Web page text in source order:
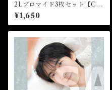
2Lブロマイド3枚セット【C】
（全4種）★芸能24周年記念イ
ベント
¥1,650